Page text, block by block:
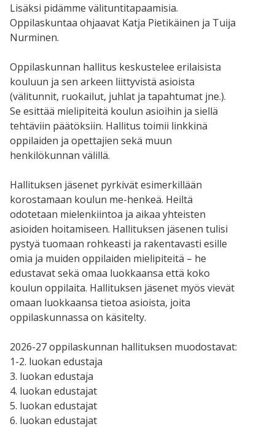
Lisäksi pidämme välituntitapaamisia.
Oppilaskuntaa ohjaavat Katja Pietikäinen ja Tuija
Nurminen.
Oppilaskunnan hallitus keskustelee erilaisista
kouluun ja sen arkeen liittyvistä asioista
(välitunnit, ruokailut, juhlat ja tapahtumat jne.).
Se esittää mielipiteitä koulun asioihin ja siellä
tehtäviin päätöksiin. Hallitus toimii linkkinä
oppilaiden ja opettajien sekä muun
henkilökunnan välillä.
Hallituksen jäsenet pyrkivät esimerkillään
korostamaan koulun me-henkeä. Heiltä
odotetaan mielenkiintoa ja aikaa yhteisten
asioiden hoitamiseen. Hallituksen jäsenen tulisi
pystyä tuomaan rohkeasti ja rakentavasti esille
omia ja muiden oppilaiden mielipiteitä – he
edustavat sekä omaa luokkaansa että koko
koulun oppilaita. Hallituksen jäsenet myös vievät
omaan luokkaansa tietoa asioista, joita
oppilaskunnassa on käsitelty.
2026-27 oppilaskunnan hallituksen muodostavat:
1-2. luokan edustaja
3. luokan edustaja
4. luokan edustajat
5. luokan edustajat
6. luokan edustajat